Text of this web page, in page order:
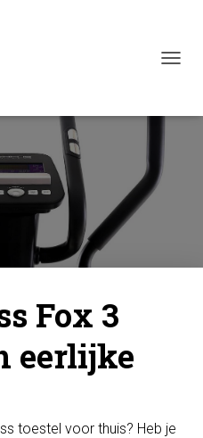
Fox 3
eerlijke
toestel voor thuis? Heb je